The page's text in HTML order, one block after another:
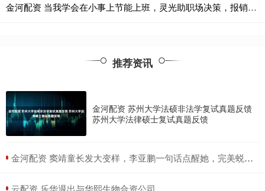
金河配资 当我学会在小事上节能上班，灵光助职场决策，报销效率飙升
推荐资讯
金河配资 苏州大学法硕非法学复试真题反馈
苏州大学法律硕士复试真题反馈
​金河配资 窦靖童长发大变样，李亚鹏一句话点醒她，完美蜕变成女神！_外界压力_气质_个性